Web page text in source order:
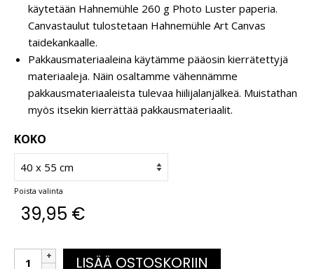
käytetään Hahnemühle 260 g Photo Luster paperia.
Canvastaulut tulostetaan Hahnemühle Art Canvas
taidekankaalle.
Pakkausmateriaaleina käytämme pääosin kierrätettyjä
materiaaleja. Näin osaltamme vähennämme
pakkausmateriaaleista tulevaa hiilijalanjälkeä. Muistathan
myös itsekin kierrättää pakkausmateriaalit.
KOKO
Poista valinta
39,95 €
LISÄÄ OSTOSKORIIN